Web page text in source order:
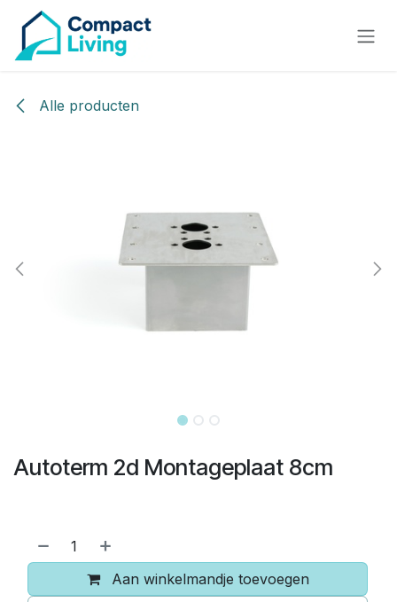
Alle producten
Autoterm 2d Montageplaat 8cm
Aan winkelmandje toevoegen